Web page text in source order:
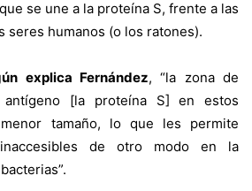
se une a la proteína S, frente a las
seres humanos (o los ratones).
explica Fernández, “la zona de
antígeno [la proteína S] en estos
tamaño, lo que les permite
de otro modo en la